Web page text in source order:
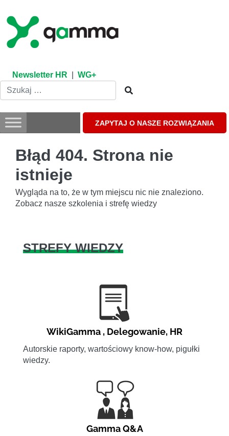
content
Newsletter HR WG+
ZAPYTAJ O NASZE ROZWIĄZANIA
Błąd 404. Strona nie
istnieje
Wygląda na to, że w tym miejscu nic nie znaleziono.
Zobacz nasze szkolenia i strefę wiedzy
STREFY WIEDZY
WikiGamma , Delegowanie, HR
Autorskie raporty, wartościowy know-how, pigułki
wiedzy.
Gamma Q&A